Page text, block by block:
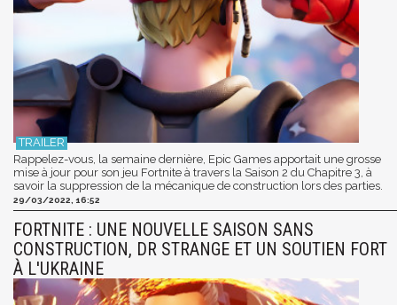
Rappelez-vous, la semaine dernière, Epic Games apportait une grosse
mise à jour pour son jeu Fortnite à travers la Saison 2 du Chapitre 3, à
savoir la suppression de la mécanique de construction lors des parties.
29/03/2022, 16:52
FORTNITE : UNE NOUVELLE SAISON SANS
CONSTRUCTION, DR STRANGE ET UN SOUTIEN FORT
À L'UKRAINE